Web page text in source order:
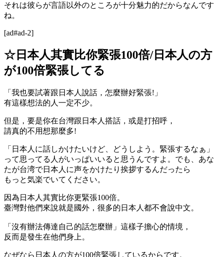
それは彼らが言語以外のところが十分魅力的だからなんです
ね。
[ad#ad-2]
☆日本人其實比你緊張100倍/日本人の方
が100倍緊張してる
「我也要試著跟日本人說話，怎麼辦好緊張!」
有這樣想法的人一定不少。
但是，要是你在台灣跟日本人搭話，或是打招呼，
請真的不用想那麼多!
「日本人に話しかけたいけど、どうしよう。緊張するなぁ」
って思ってる人がいっぱいいると思うんですよ。でも、あな
たが台湾で日本人に声をかけたり挨拶するんだったら
もっと気楽でいてください。
因為日本人其實比你更緊張100倍。
臺灣對他們來說就是國外，很多的日本人都不會說中文。
「沒有辦法傳達自己的話怎麼辦」這樣子擔心的情境，
反而是發生在他們身上。
なぜなら日本人の方が100倍緊張しているからです。